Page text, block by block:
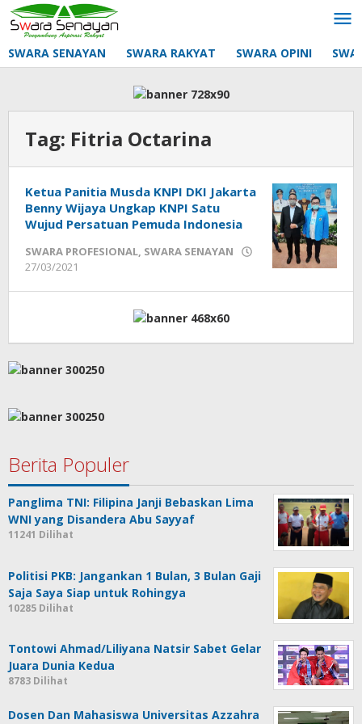
Lewati
ke
konten
SWARA SENAYAN SWARA RAKYAT SWARA OPINI
Tag: Fitria Octarina
Ketua Panitia Musda KNPI DKI Jakarta
Benny Wijaya Ungkap KNPI Satu
Wujud Persatuan Pemuda Indonesia
SWARA PROFESIONAL, SWARA SENAYAN
27/03/2021
Berita Populer
Panglima TNI: Filipina Janji Bebaskan Lima
WNI yang Disandera Abu Sayyaf
11241 Dilihat
Politisi PKB: Jangankan 1 Bulan, 3 Bulan Gaji
Saja Saya Siap untuk Rohingya
10285 Dilihat
Tontowi Ahmad/Liliyana Natsir Sabet Gelar
Juara Dunia Kedua
8783 Dilihat
Dosen Dan Mahasiswa Universitas Azzahra